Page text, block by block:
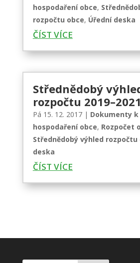
hospodaření obce,
rozpočtu obce, Úřední deska
ČÍST VÍCE
Střednědobý
rozpočtu 2019–2021
Pá 15. 12. 2017| Dokumenty
hospodaření obce, Rozpočet
Střednědobý výhled rozpočtu
deska
ČÍST VÍCE